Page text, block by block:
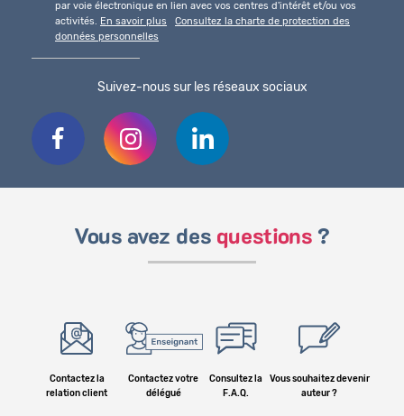
par voie électronique en lien avec vos centres d'intérêt et/ou vos
activités. En savoir plus
Consultez la charte de protection des
données personnelles
Suivez-nous sur les réseaux sociaux
Vous avez des questions ?
Contactez la
relation client
Contactez votre
délégué
Consultez la
F.A.Q.
Vous souhaitez devenir
auteur ?